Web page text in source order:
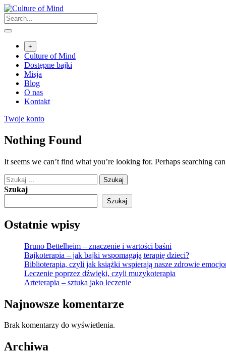
Skip
to
content
+
Culture of Mind
Dostępne bajki
Misja
Blog
O nas
Kontakt
Twoje konto
Nothing Found
It seems we can’t find what you’re looking for. Perhaps searching
Szukaj:
Szukaj
Szukaj
Ostatnie wpisy
Bruno Bettelheim – znaczenie i wartości baśni
Bajkoterapia – jak bajki wspomagają terapię dzieci?
Biblioterapia, czyli jak książki wspierają nasze zdrowie
Leczenie poprzez dźwięki, czyli muzykoterapia
Arteterapia – sztuka jako leczenie
Najnowsze komentarze
Brak komentarzy do wyświetlenia.
Archiwa